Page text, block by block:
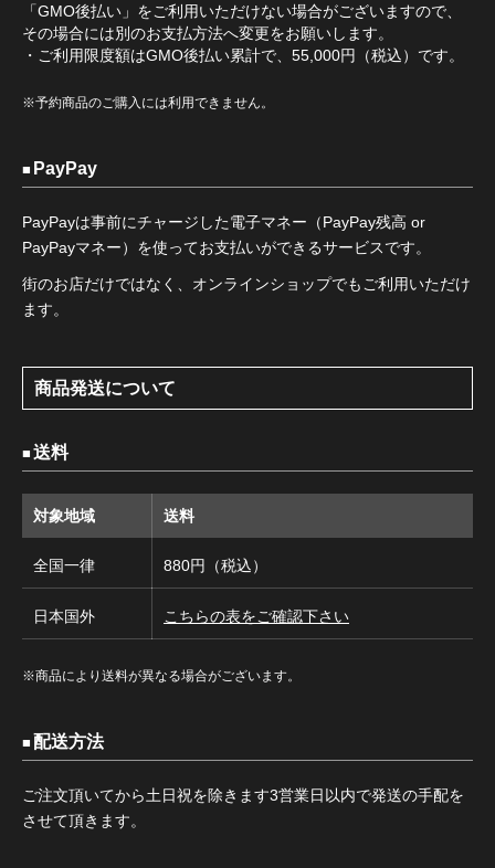
「GMO後払い」をご利用いただけない場合がございますので、
その場合には別のお支払方法へ変更をお願いします。
・ご利用限度額はGMO後払い累計で、55,000円（税込）です。
※予約商品のご購入には利用できません。
PayPay
PayPayは事前にチャージした電子マネー（PayPay残高 or
PayPayマネー）を使ってお支払いができるサービスです。
街のお店だけではなく、オンラインショップでもご利用いただけ
ます。
商品発送について
送料
対象地域 送料
全国一律 880円（税込）
日本国外 こちらの表をご確認下さい
※商品により送料が異なる場合がございます。
配送方法
ご注文頂いてから土日祝を除きます3営業日以内で発送の手配を
させて頂きます。